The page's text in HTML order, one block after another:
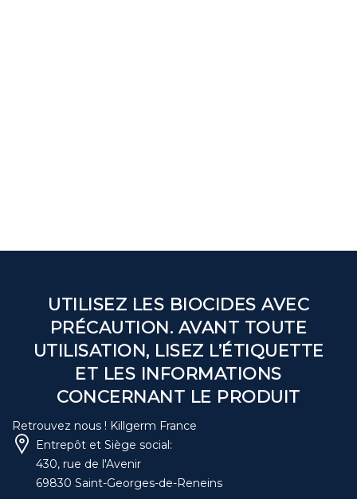
UTILISEZ LES BIOCIDES AVEC
PRÉCAUTION. AVANT TOUTE
UTILISATION, LISEZ L’ÉTIQUETTE
ET LES INFORMATIONS
CONCERNANT LE PRODUIT
Retrouvez nous ! Killgerm France
Entrepôt et Siège social:
430, rue de l'Avenir
69830 Saint-Georges-de-Reneins